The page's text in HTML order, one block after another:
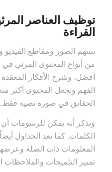
توظيف العناصر
القراءة
تسهم الصور ومقاطع
من أنواع المحتوى المرئي
أفضل، وشرح الأفكار
الفهم وتجعل المحتوى أكثر
الحقائق في صورة نصية فقط.
وتذكر أنه يمكن للرسومات
الكلمات. كما تعد الجداول
المعلومات ذات الصلة
تمييز التلميحات والملاحظات